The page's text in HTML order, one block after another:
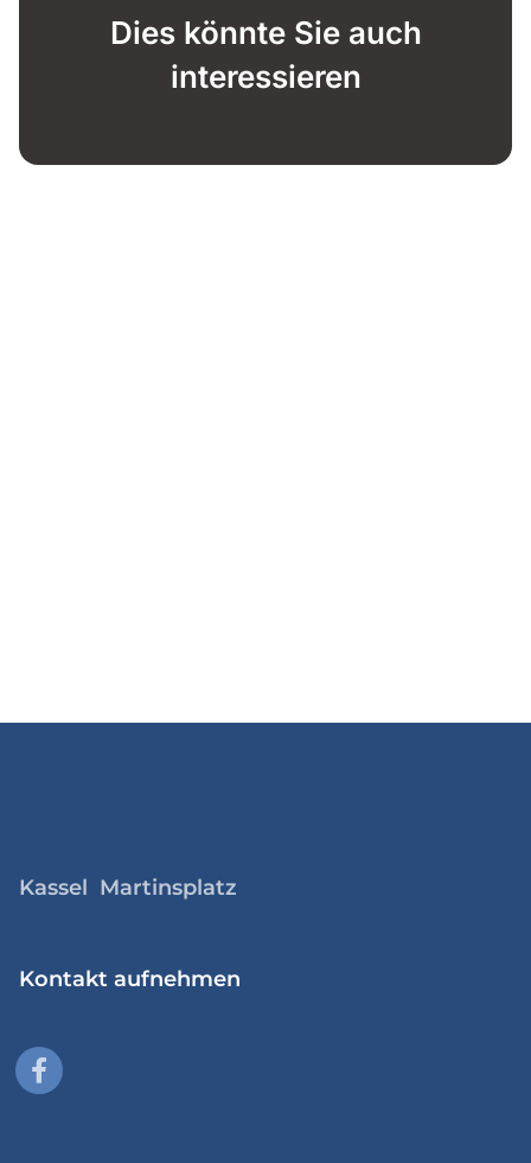
Dies könnte Sie auch
interessieren
Kassel Martinsplatz
Kontakt aufnehmen